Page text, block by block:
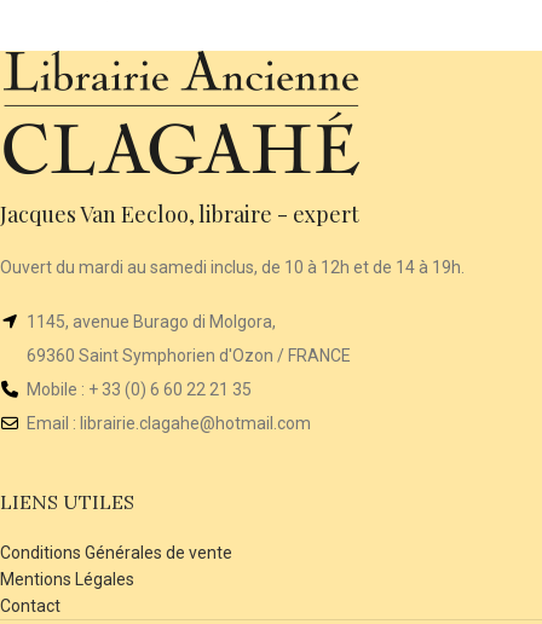
Jacques Van Eecloo, libraire - expert
Ouvert du mardi au samedi inclus, de 10 à 12h et de 14 à 19h.
1145, avenue Burago di Molgora,
69360 Saint Symphorien d'Ozon / FRANCE
Mobile : + 33 (0) 6 60 22 21 35
Email : librairie .clagahe@hotmail.com
LIENS UTILES
Conditions Générales de vente
Mentions Légales
Contact